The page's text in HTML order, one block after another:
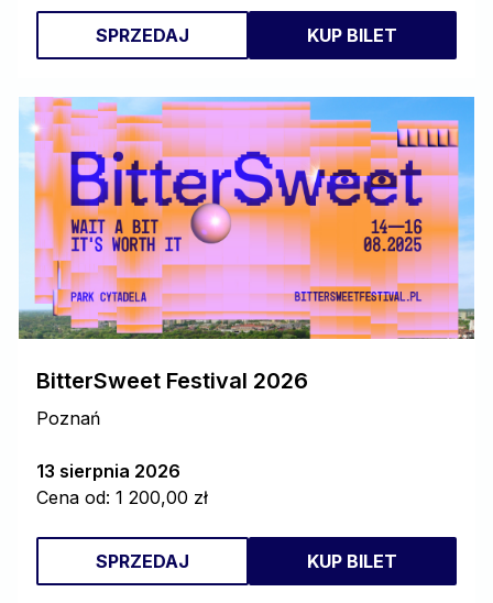
SPRZEDAJ KUP BILET
BitterSweet Festival 2026
Poznań
13 sierpnia 2026
Cena od: 1 200,00 zł
SPRZEDAJ KUP BILET